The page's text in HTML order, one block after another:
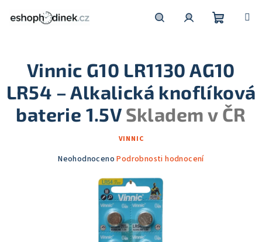
košík
Vinnic G10 LR1130 AG10
LR54 – Alkalická knoflíková
baterie 1.5V Skladem v ČR
VINNIC
Průměrné
Neohodnoceno Podrobnosti hodnocení